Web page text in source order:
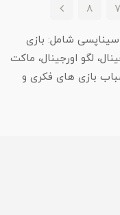
7
8
شامل: بازی
لگو اورجینال، ماکت
بازی های فکری و